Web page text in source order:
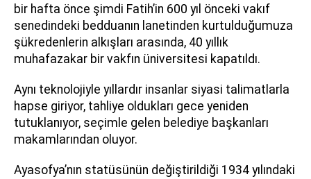
bir hafta önce şimdi Fatih’in 600 yıl önceki vakıf
senedindeki bedduanın lanetinden kurtulduğumuza
şükredenlerin alkışları arasında, 40 yıllık
muhafazakar bir vakfın üniversitesi kapatıldı.
Aynı teknolojiyle yıllardır insanlar siyasi talimatlarla
hapse giriyor, tahliye oldukları gece yeniden
tutuklanıyor, seçimle gelen belediye başkanları
makamlarından oluyor.
Ayasofya’nın statüsünün değiştirildiği 1934 yılındaki